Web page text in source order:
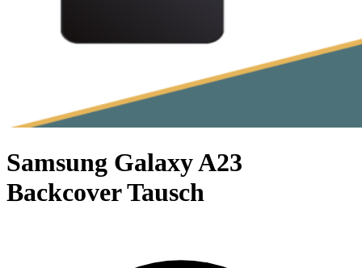
Samsung Galaxy A23
Backcover Tausch